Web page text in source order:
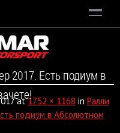
2017. Есть подиум в
at1752 × 1168 in Ралли
подиум в Абсолютном